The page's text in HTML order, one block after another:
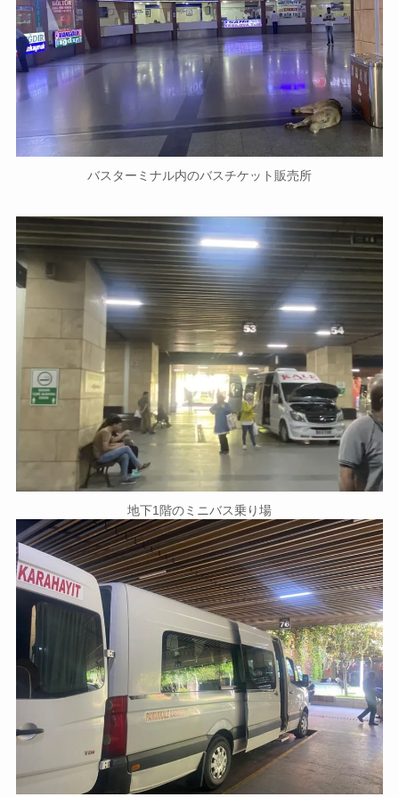
バスターミナル内のバスチケット販売所
地下1階のミニバス乗り場